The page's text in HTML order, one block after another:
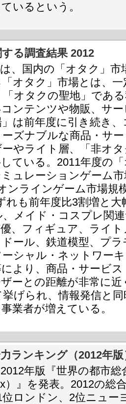
いるという。
る調査結果 2012
、国内の「オタク」
オタク」市場とは、
オタクの聖地」であ
ンテンツや物販、サ
は前年度に引き続き
ズナブルな商品・サ
やライト層、「非オ
ている。2011年度の
ュレーションゲーム
ンラインゲーム市場規
れも前年度比3割増と
メイド・コスプレ関
、フィギュア、ライ
ール、鉄道模型、プ
ーシャル・ネットワー
より、商品・サービ
ーとの距離が非常に
げられ、情報発信と
業者が増えている。
ランキング（2012年版
年版『世界の都市
）』を発表。2012の総
ロンドン、2位ニュー